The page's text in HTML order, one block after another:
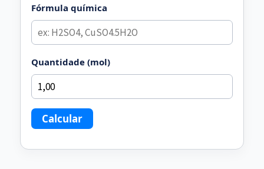
Fórmula química
Quantidade (mol)
Calcular